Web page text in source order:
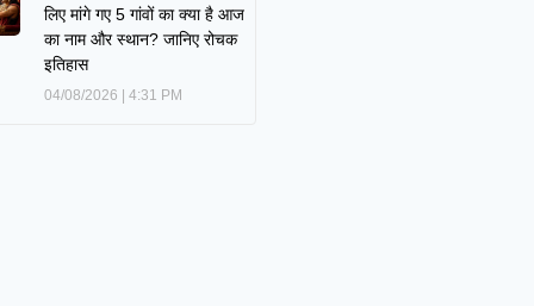
लिए मांगे गए 5 गांवों का क्या है आज
का नाम और स्थान? जानिए रोचक
इतिहास
04/08/2026 4:31 PM